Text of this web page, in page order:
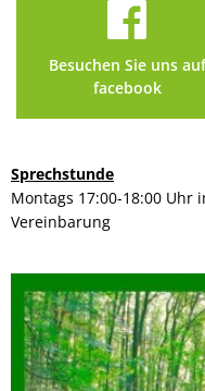
Besuchen Sie uns auf
facebook
Sprechstunde
Montags 17:00-18:00 Uhr
Vereinbarung